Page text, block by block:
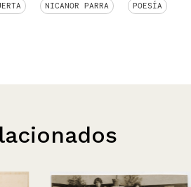
NICANOR PARRA POESÍA